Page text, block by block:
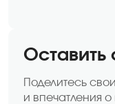
Оставить
Поделитесь
и впечатления